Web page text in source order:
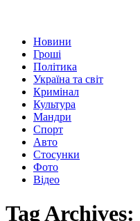
Новини
Гроші
Політика
Україна та світ
Кримінал
Культура
Мандри
Спорт
Авто
Стосунки
Фото
Відео
Tag Archives: